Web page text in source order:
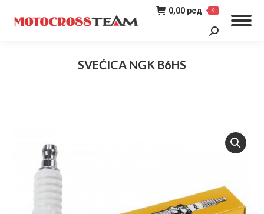
0,00 рсд 0
Search:
SVEĆICA NGK B6HS